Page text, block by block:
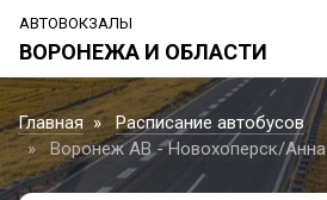
АВТОВОКЗАЛЫ
ВОРОНЕЖА И ОБЛАСТИ
Главная
Расписание автобусов
Воронеж АВ - Новохоперск/Анна